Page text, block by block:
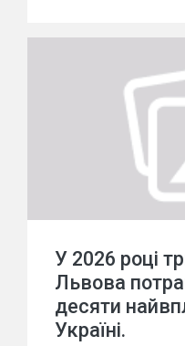
У 2026 році
Львова
десяти
Україні.